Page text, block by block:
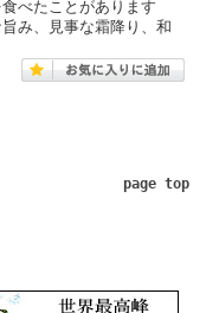
べたことがあります
み、見事な霜降り、和
page top